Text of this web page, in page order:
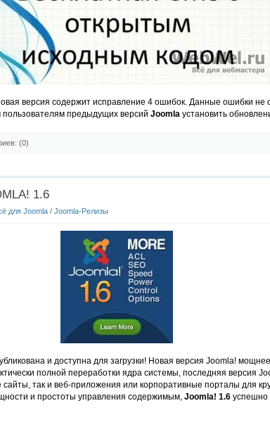
версия содержит исправление 4 ошибок. Данные ошибки не
предыдущих версий Joomla установить
(0)
1.6
для Joomla/ Joomla-Релизы
и доступна для загрузки! Новая версия Joomla!
полной переработки ядра системы, последняя версия
сайты, так и веб-приложения или корпоративные порталы для
и простоты управления содержимым, Joomla! 1.6успешно